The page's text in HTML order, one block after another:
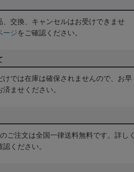
交換、キャンセルはお受けできませ
ージをご確認ください。
けでは在庫は確保されませんので、お早
ませください。
ご注文は全国一律送料無料です。詳しく
認ください。